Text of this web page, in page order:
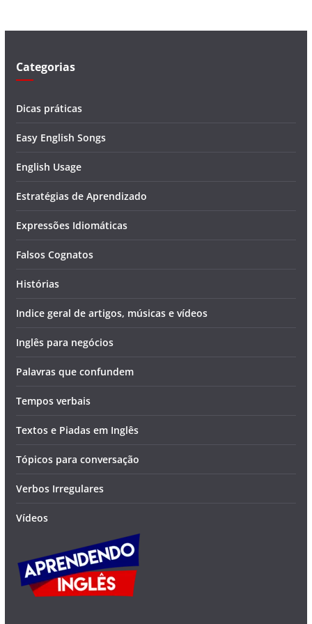
Categorias
Dicas práticas
Easy English Songs
English Usage
Estratégias de Aprendizado
Expressões Idiomáticas
Falsos Cognatos
Histórias
Indice geral de artigos, músicas e vídeos
Inglês para negócios
Palavras que confundem
Tempos verbais
Textos e Piadas em Inglês
Tópicos para conversação
Verbos Irregulares
Vídeos